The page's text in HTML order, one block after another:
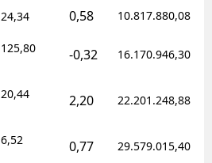
24,34 0,58 10.817.880,08
125,80 -0,32 16.170.946,30
20,44 2,20 22.201.248,88
6,52 0,77 29.579.015,40